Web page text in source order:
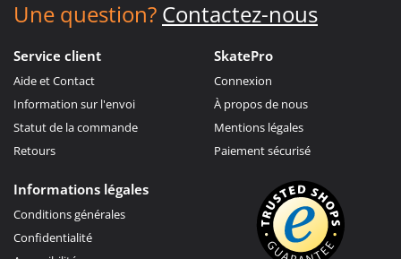
Une question? Contactez-nous
Service client
Aide et Contact
Information sur l'envoi
Statut de la commande
Retours
SkatePro
Connexion
À propos de nous
Mentions légales
Paiement sécurisé
Informations légales
Conditions générales
Confidentialité